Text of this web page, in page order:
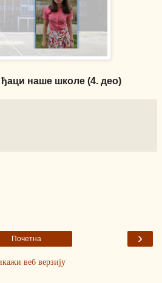
наше школе (4. део)
›
Почетна
веб верзију